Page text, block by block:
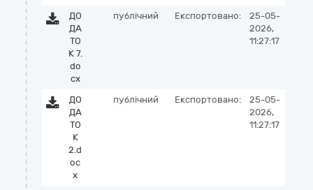
ДО
ДА
ТО
К 7.
do
cx
публічний Експортовано:
25-05-
2026,
11:27:17
ДО
ДА
ТО
К
2.d
oc
x
публічний Експортовано:
25-05-
2026,
11:27:17